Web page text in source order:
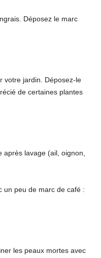
Déposez le marc
votre jardin. Déposez-le
de certaines plantes
lavage (ail, oignon,
un peu de marc de café :
les peaux mortes avec